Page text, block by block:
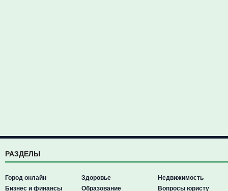
РАЗДЕЛЫ
Город онлайн
Бизнес и финансы
Здоровье
Образование
Недвижимость
Вопросы юристу